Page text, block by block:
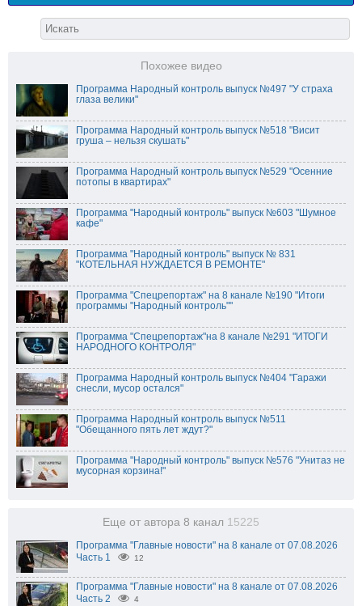
Похожее видео
Программа Народный контроль выпуск №497 "У страха
глаза велики"
Программа Народный контроль выпуск №518 "Висит
груша – нельзя скушать"
Программа Народный контроль выпуск №529 "Осенние
потопы в квартирах"
Программа "Народный контроль" выпуск №603 "Шумное
кафе"
Программа "Народный контроль" выпуск № 831
"КОТЕЛЬНАЯ НУЖДАЕТСЯ В РЕМОНТЕ"
Программа "Спецрепортаж" на 8 канале №190 "Итоги
программы "Народный контроль""
Программа "Спецрепортаж"на 8 канале №291 "ИТОГИ
НАРОДНОГО КОНТРОЛЯ"
Программа Народный контроль выпуск №404 "Гаражи
снесли, мусор остался"
Программа Народный контроль выпуск №511
"Обещанного пять лет ждут?"
Программа "Народный контроль" выпуск №576 "Унитаз не
мусорная корзина!"
Еще от автора 8 канал 15225
Программа "Главные новости" на 8 канале от 07.08.2026
Часть 1
12
Программа "Главные новости" на 8 канале от 07.08.2026
Часть 2
4